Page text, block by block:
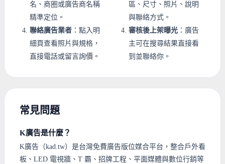
名、商圈或廣告商名稱
精準定位。
聯絡廣告業者 ：點入明
細頁查看照片與規格，
直接電話或留言詢價。
區、尺寸、照片、說明
與聯絡方式。
審核後上架曝光 ：廣告
主可在搜尋結果直接看
到並聯絡你。
常見問題
K廣告是什麼？
K廣告（kad.tw）是台灣免費廣告版位媒合平台，整合戶外看
板、LED 電視牆、T 霸、招牌工程、平面媒體與數位行銷等